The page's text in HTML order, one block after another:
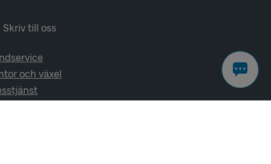
Skriv till oss
och växel